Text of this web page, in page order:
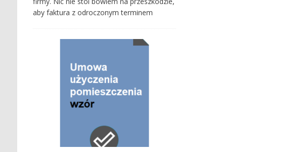
aby faktura z odroczonym terminem